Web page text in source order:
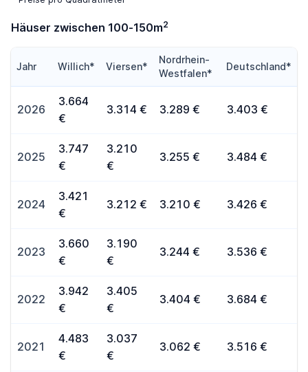
Häuser zwischen 100-150m2
Jahr Willich* Viersen*
Nordrhein-
Westfalen*
Deutschland*
2026
3.664
€
3.314 € 3.289 € 3.403 €
2025
3.747
€
3.210
€
3.255 € 3.484 €
2024
3.421
€
3.212 € 3.210 € 3.426 €
2023
3.660
€
3.190
€
3.244 € 3.536 €
2022
3.942
€
3.405
€
3.404 € 3.684 €
2021
4.483
€
3.037
€
3.062 € 3.516 €